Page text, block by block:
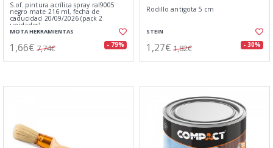
S.of. pintura acrílica spray ral9005
negro mate 216 ml, fecha de
caducidad 20/09/2026 (pack 2
unidades)
MOTA HERRAMIENTAS
1,66€ 7,74€ - 79%
Rodillo antigota 5 cm
STEIN
1,27€ 1,82€ - 30%